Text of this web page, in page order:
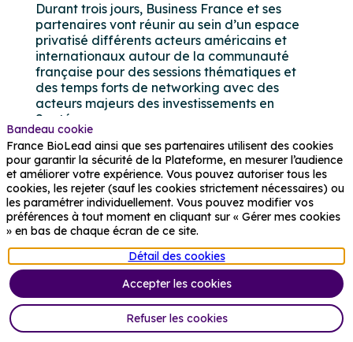
Durant trois jours, Business France et ses
partenaires vont réunir au sein d’un espace
privatisé différents acteurs américains et
internationaux autour de la communauté
française pour des sessions thématiques et
des temps forts de networking avec des
acteurs majeurs des investissements en
Santé.
Inscription
Prochains événements
Partager Partager Linkedin
Bandeau cookie
France BioLead ainsi que ses partenaires utilisent des cookies
pour garantir la sécurité de la Plateforme, en mesurer l’audience
et améliorer votre expérience. Vous pouvez autoriser tous les
cookies, les rejeter (sauf les cookies strictement nécessaires) ou
les paramétrer individuellement. Vous pouvez modifier vos
préférences à tout moment en cliquant sur « Gérer mes cookies
» en bas de chaque écran de ce site.
Détail des cookies
Accepter les cookies
Refuser les cookies